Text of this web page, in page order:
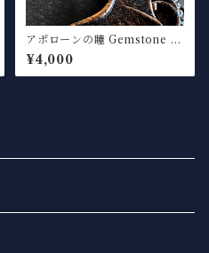
アポローンの瞳 Gemstone Ri
ng "Iolite"(4mm)
¥4,000